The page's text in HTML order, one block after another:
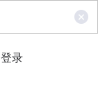
登录